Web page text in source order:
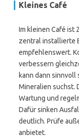
Kleines Café
Im kleinen Café ist
zentral installierte
empfehlenswert.
verbessern
kann dann
Mineralien suchst.
Wartung und
Dafür sinken
deutlich. Prüfe
anbietet.